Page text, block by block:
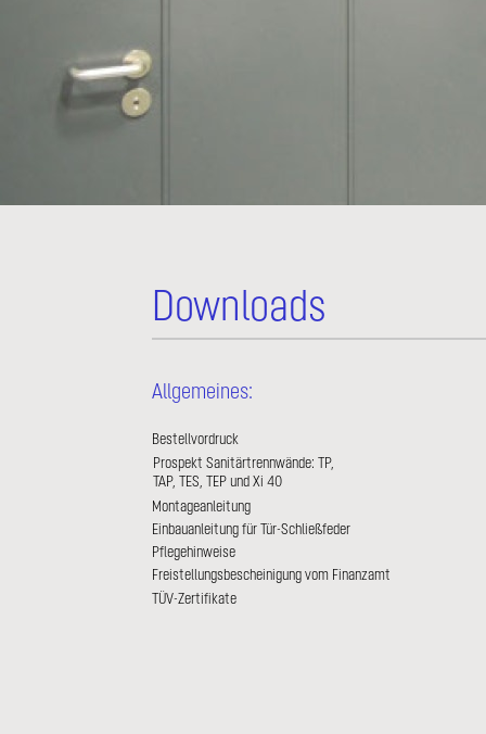
Downloads
Allgemeines:
Bestellvordruck
Prospekt Sanitärtrennwände: TP,
TAP, TES, TEP und Xi 40
Montageanleitung
Einbauanleitung für Tür-Schließfeder
Pflegehinweise
Freistellungsbescheinigung vom Finanzamt
TÜV-Zertifikate